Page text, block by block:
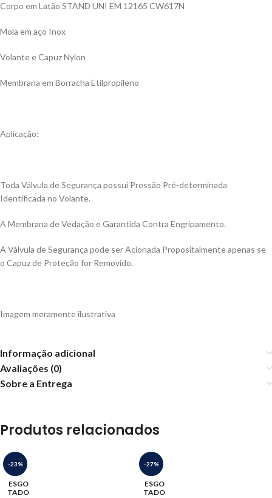
Corpo em Latão STAND UNI EM 12165 CW617N
Mola em aço Inox
Volante e Capuz Nylon
Membrana em Borracha Etilpropileno
Aplicação:
Toda Válvula de Segurança possui Pressão Pré-determinada
Identificada no Volante.
A Membrana de Vedação e Garantida Contra Engripamento.
A Válvula de Segurança pode ser Acionada Propositalmente apenas se
o Capuz de Proteção for Removido.
Imagem meramente ilustrativa
Informação adicional
Avaliações (0)
Sobre a Entrega
Produtos relacionados
-23%
ESGO
TADO
-27%
ESGO
TADO